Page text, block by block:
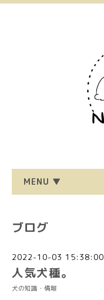
MENU ▼
ブログ
2022-10-03 15:38:00
人気犬種。
犬の知識・情報